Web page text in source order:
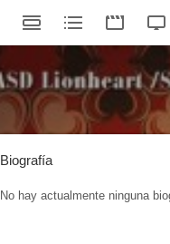
Biografía
No hay actualmente ninguna